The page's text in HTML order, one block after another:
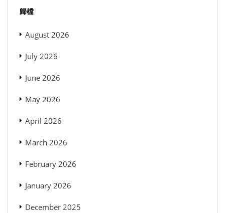
歸檔
August 2026
July 2026
June 2026
May 2026
April 2026
March 2026
February 2026
January 2026
December 2025